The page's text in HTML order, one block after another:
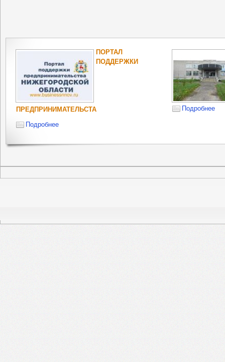
ПОРТАЛ
ПОДДЕРЖКИ
ПРЕДПРИНИМАТЕЛЬСТА
Подробнее
Подробнее